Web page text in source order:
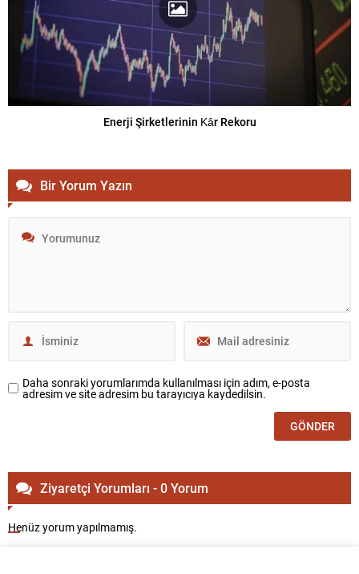
Enerji Şirketlerinin Kâr Rekoru
Bir Yorum Yazın
Daha sonraki yorumlarımda kullanılması için adım, e-posta
adresim ve site adresim bu tarayıcıya kaydedilsin.
Ziyaretçi Yorumları - 0 Yorum
Henüz yorum yapılmamış.